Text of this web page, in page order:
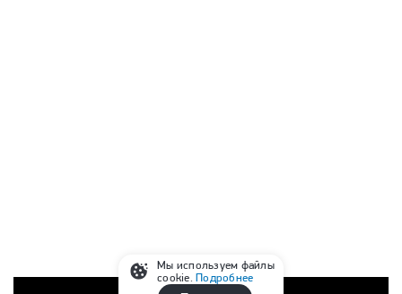
Реклама
Мы используем файлы
cookie.Подробнее